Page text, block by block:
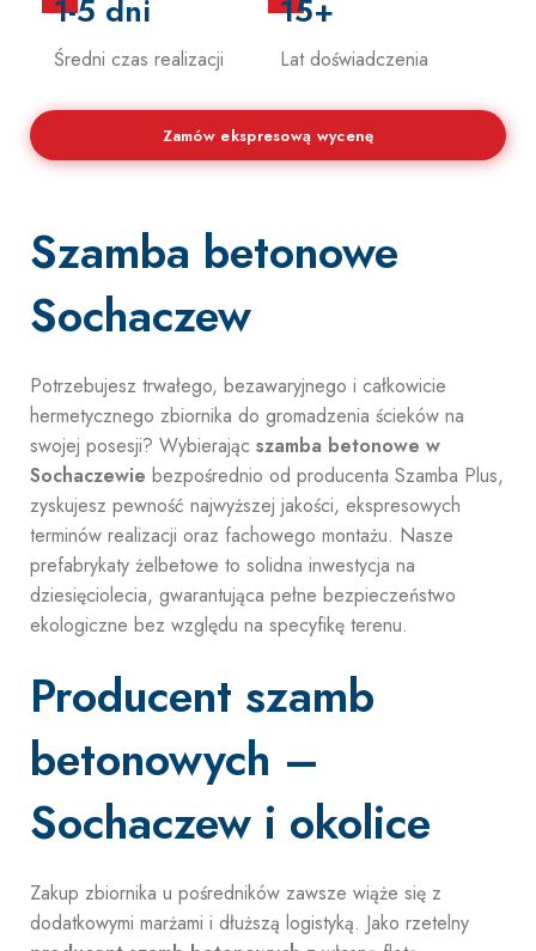
1-5 dni
Średni czas realizacji
15+
Lat doświadczenia
Zamów ekspresową wycenę
Szamba betonowe
Sochaczew
Potrzebujesz trwałego, bezawaryjnego i całkowicie
hermetycznego zbiornika do gromadzenia ścieków na
swojej posesji? Wybierając szamba betonowe w
Sochaczewie bezpośrednio od producenta Szamba Plus,
zyskujesz pewność najwyższej jakości, ekspresowych
terminów realizacji oraz fachowego montażu. Nasze
prefabrykaty żelbetowe to solidna inwestycja na
dziesięciolecia, gwarantująca pełne bezpieczeństwo
ekologiczne bez względu na specyfikę terenu.
Producent szamb
betonowych –
Sochaczew i okolice
Zakup zbiornika u pośredników zawsze wiąże się z
dodatkowymi marżami i dłuższą logistyką. Jako rzetelny